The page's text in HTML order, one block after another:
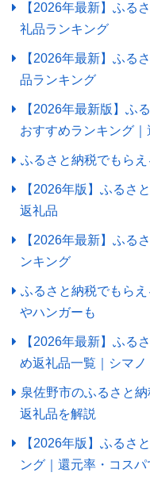
【2026年最新】ふる
礼品ランキング
【2026年最新】ふる
品ランキング
【2026年最新版】ふ
おすすめランキング
ふるさと納税でもら
【2026年版】ふるさ
返礼品
【2026年最新】ふる
ンキング
ふるさと納税でもら
やハンガーも
【2026年最新】ふる
め返礼品一覧｜シマ
泉佐野市のふるさと
返礼品を解説
【2026年版】ふるさ
ング｜還元率・コス